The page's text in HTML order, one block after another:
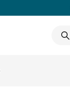
Search